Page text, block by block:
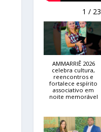
1 / 23
AMMARRIÊ 2026
celebra cultura,
reencontros e
fortalece espírito
associativo em
noite memorável